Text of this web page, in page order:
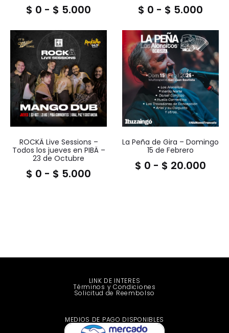
$ 0 - $ 5.000 $ 0 - $ 5.000
ROCKÄ Live Sessions –
Todos los jueves en PIBÄ –
23 de Octubre
$ 0 - $ 5.000
La Peña de Gira – Domingo
15 de Febrero
$ 0 - $ 20.000
LINK DE INTERES
Términos y Condiciones
Solicitud de Reembolso
MEDIOS DE PAGO DISPONIBLES